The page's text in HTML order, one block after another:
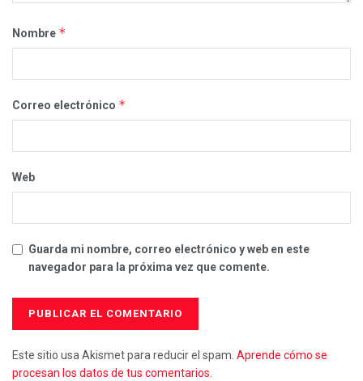
Nombre *
Correo electrónico *
Web
Guarda mi nombre, correo electrónico y web en este
navegador para la próxima vez que comente.
Este sitio usa Akismet para reducir el spam. Aprende cómo se
procesan los datos de tus comentarios.